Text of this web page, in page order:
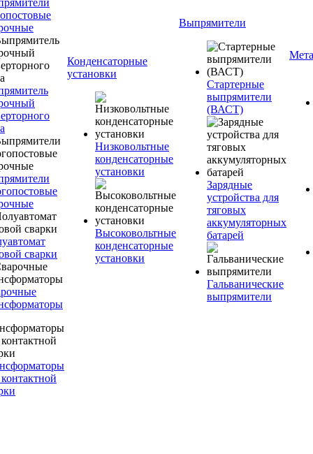
сварки
Конденсаторные
установки
Низковольтные
конденсаторные
установки
Высоковольтные
конденсаторные
установки
Выпрямители
Стартерные
выпрямители
(ВАСТ)
Зарядные
устройства для
тяговых
аккумуляторных
батарей
Гальванические
выпрямители